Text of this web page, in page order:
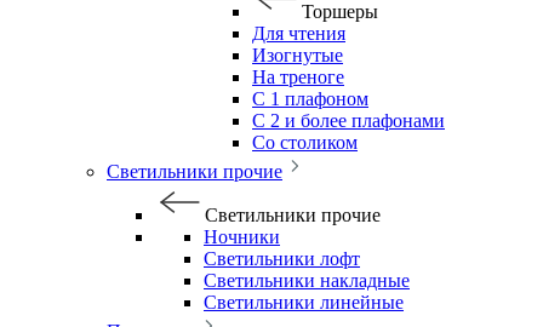
Торшеры
Для чтения
Изогнутые
На треноге
С 1 плафоном
С 2 и более плафонами
Со столиком
Светильники прочие
Светильники прочие
Ночники
Светильники лофт
Светильники накладные
Светильники линейные